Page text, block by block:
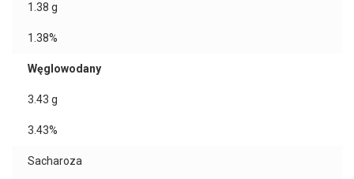
1.38 g
1.38%
Węglowodany
3.43 g
3.43%
Sacharoza